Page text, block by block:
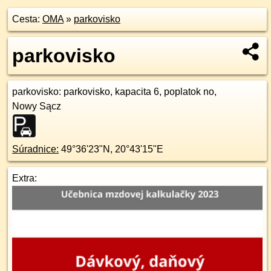
Cesta: OMA» parkovisko
parkovisko
parkovisko: parkovisko, kapacita 6, poplatok no,
Nowy Sącz
Súradnice: 49°36'23"N , 20°43'15"E
Extra: